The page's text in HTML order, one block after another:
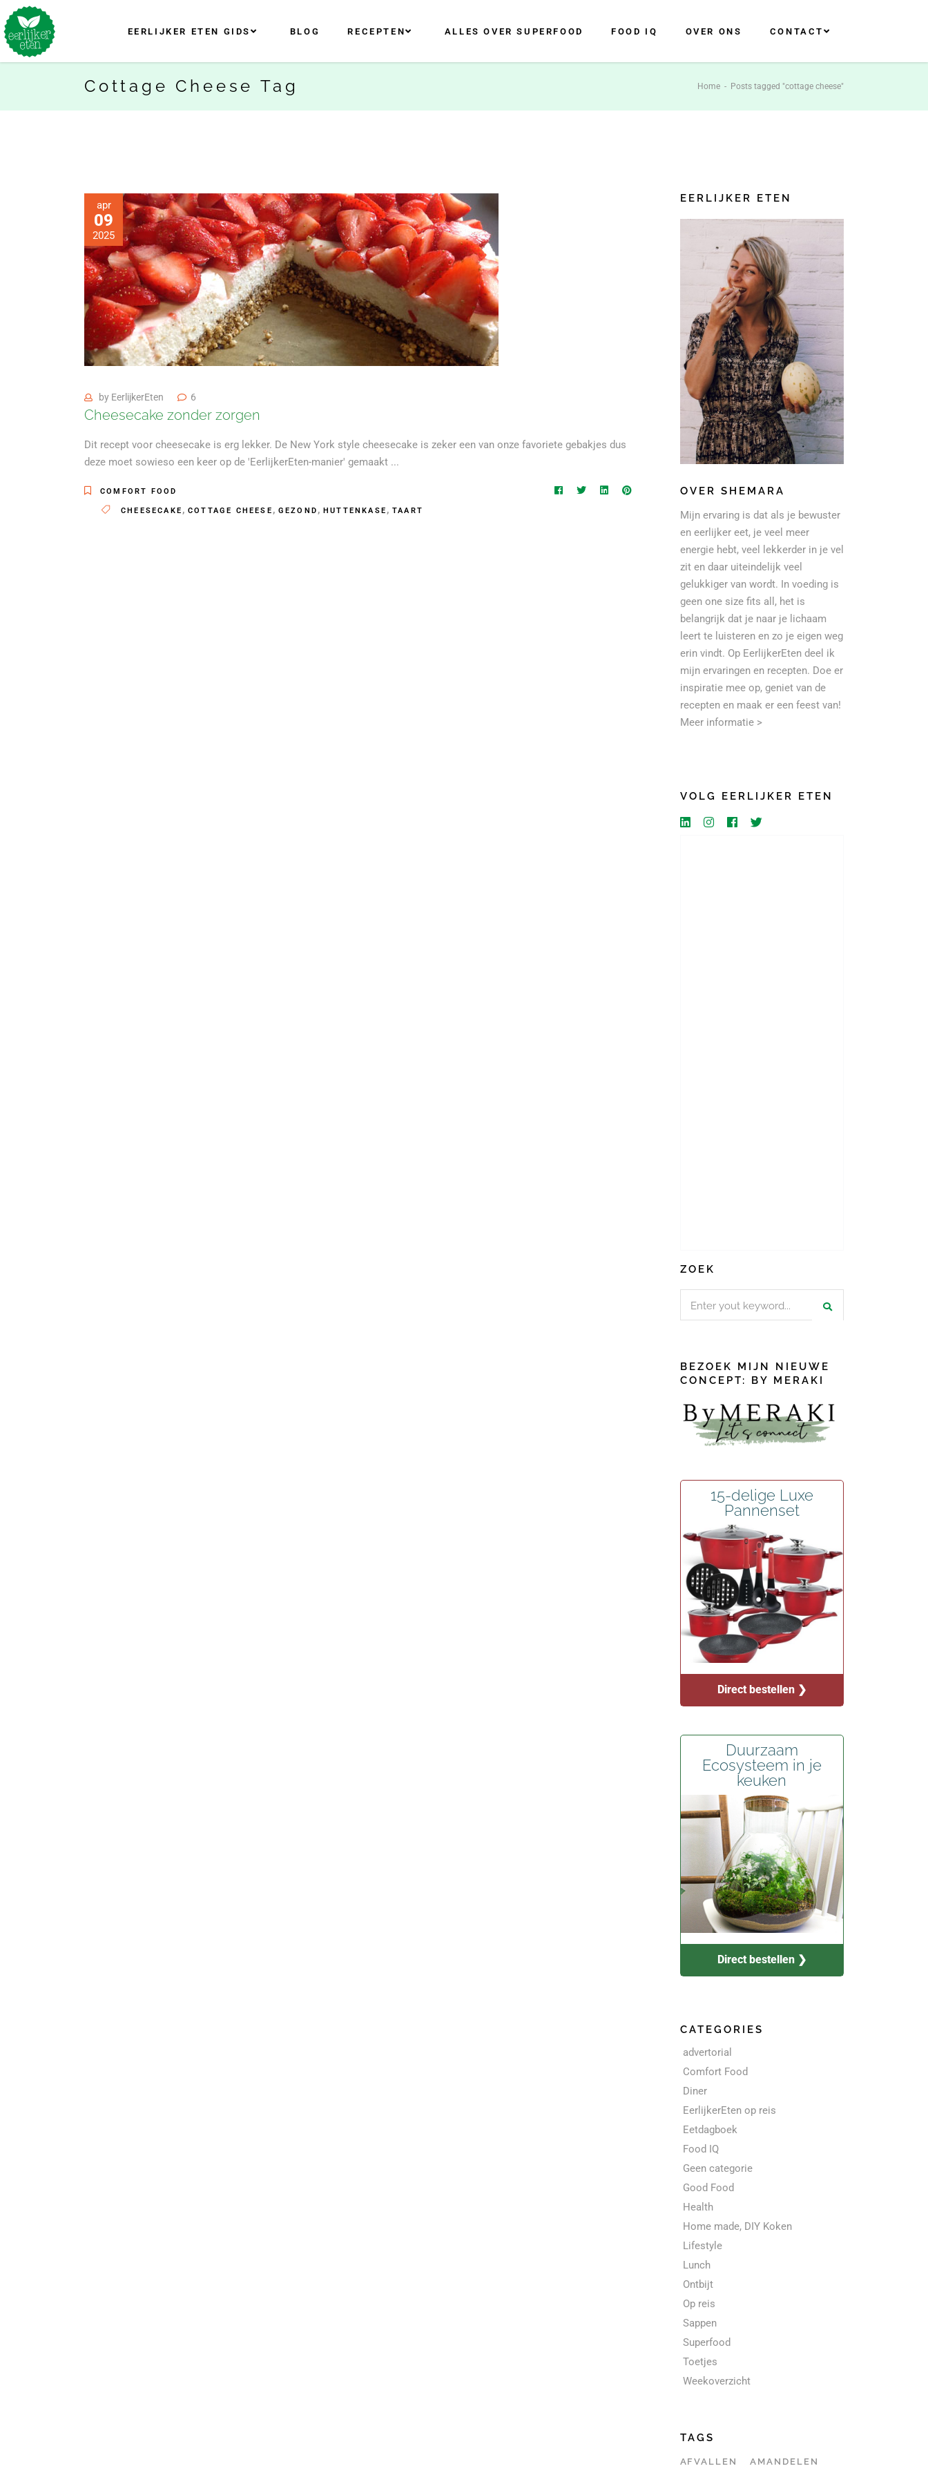
EERLIJKER ETEN GIDS BLOG RECEPTEN ALLES OVER SUPERFOOD FOOD IQ OVER ONS CONTACT
Cottage Cheese Tag Home - Posts tagged "cottage cheese"
apr
09
2025
by EerlijkerEten 6
Cheesecake zonder zorgen
Dit recept voor cheesecake is erg lekker. De New York style cheesecake is zeker een van onze favoriete gebakjes dus
deze moet sowieso een keer op de 'EerlijkerEten-manier' gemaakt
COMFORT FOOD
CHEESECAKE , COTTAGE CHEESE , GEZOND ,HUTTENKASE ,TAART
EERLIJKER ETEN
OVER SHEMARA
Mijn ervaring is dat als je bewuster
en eerlijker eet, je veel meer
energie hebt, veel lekkerder in je vel
zit en daar uiteindelijk veel
gelukkiger van wordt. In voeding is
geen one size fits all, het is
belangrijk dat je naar je lichaam
leert te luisteren en zo je eigen weg
erin vindt. Op EerlijkerEten deel ik
mijn ervaringen en recepten. Doe er
inspiratie mee op, geniet van de
recepten en maak er een feest van!
Meer informatie >
VOLG EERLIJKER ETEN
ZOEK
BEZOEK MIJN NIEUWE
CONCEPT: BY MERAKI
15-delige Luxe
Pannenset
Direct bestellen ❯
Duurzaam
Ecosysteem in je
keuken
Direct bestellen ❯
CATEGORIES
advertorial
Comfort Food
Diner
EerlijkerEten op reis
Eetdagboek
Food IQ
Geen categorie
Good Food
Health
Home made, DIY Koken
Lifestyle
Lunch
Ontbijt
Op reis
Sappen
Superfood
Toetjes
Weekoverzicht
TAGS
AFVALLEN AMANDELEN